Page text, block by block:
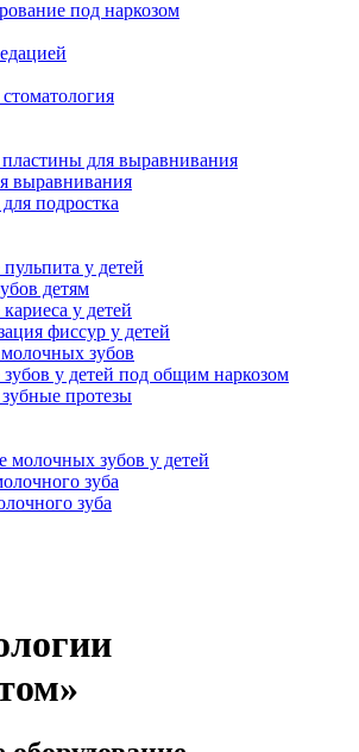
под наркозом
пластины для выравнивания
выравнивания
подростка
у детей
детям
у детей
фиссур у детей
зубов
у детей под общим наркозом
протезы
молочных зубов у детей
зуба
зуба